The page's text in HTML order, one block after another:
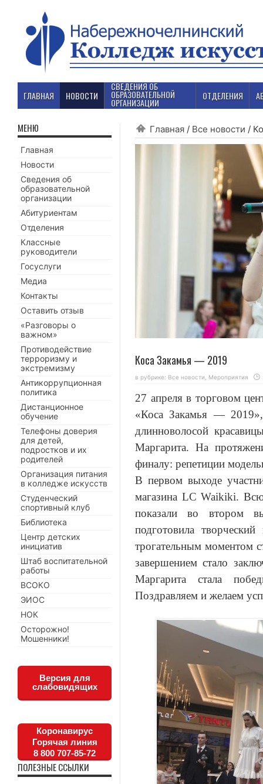
ГЛАВНАЯ НОВОСТИ
СВЕДЕНИЯ ОБ
ОБРАЗОВАТЕЛЬНОЙ
ОРГАНИЗАЦИИ
ОТДЕЛЕНИЯ
Главная / Все новости /
Коса Закамья — 2019
в рубрике: Все новости Мероприятия
27 апреля в торговом
«Коса Закамья —
длинноволосой
Маргарита. На
финалу: репетиции
В первом выходе
магазина LC Waikiki.
показали во втором
подготовила
трогательным моментом
завершением стало
Маргарита стала
Поздравляем и желаем
МЕНЮ
Главная
Новости
Сведения об
образовательной
организации
Абитуриентам
Отделения
Классные
руководители
Госуслуги
Медиа
Контакты
Оставить отзыв
«Разговоры о
важном»
Противодействие
терроризму и
экстремизму
Антикоррупционная
политика
Дистанционное
обучение
Телефоны доверия
для детей,
подростков и их
родителей
Организация питания
в колледже искусств
Студенческий
спортивный клуб
Библиотека
Центр детских
инициатив
Штаб воспитательной
работы
ВСОКО
ЭИОС
НОК
Осторожно!
Мошенники!
Версия для
слабовидящих
Коронавирус
Горячая линия
8 800 707-85-72
ПОЛЕЗНЫЕ ССЫЛКИ